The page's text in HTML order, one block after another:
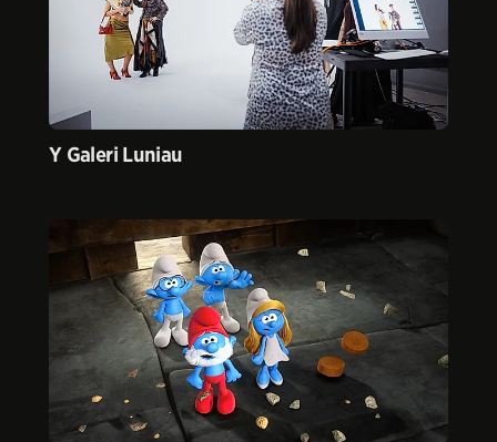
Y Galeri Luniau